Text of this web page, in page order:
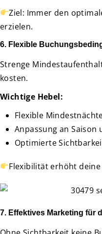
Ziel: Immer den
erzielen.
6. Flexible
Strenge
kosten.
Wichtige Hebel:
Flexible
Anpassung an Saison
Optimierte
Flexibilität erhöht
7. Effektives Marketing für